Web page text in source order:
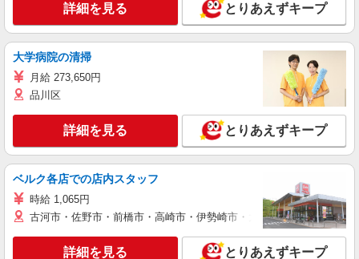
詳細を見る とりあえずキープ
大学病院の清掃
月給 273,650円
品川区
詳細を見る とりあえずキープ
ベルク各店での店内スタッフ
時給 1,065円
古河市・佐野市・前橋市・高崎市・伊勢崎市・太田市・館林市・藤
詳細を見る とりあえずキープ